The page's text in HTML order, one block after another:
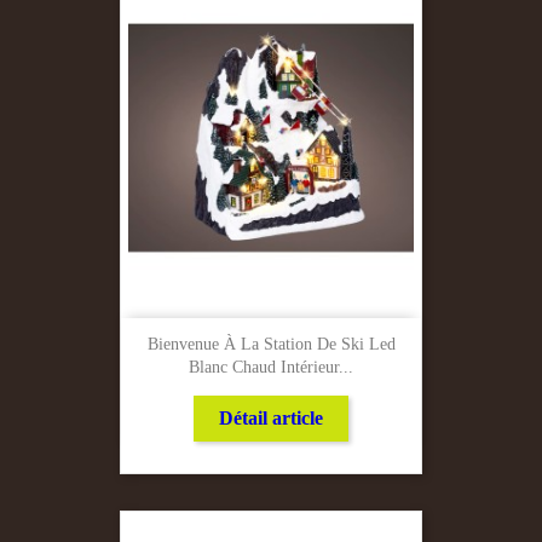
Bienvenue À La Station De Ski Led
Blanc Chaud Intérieur...
Détail article